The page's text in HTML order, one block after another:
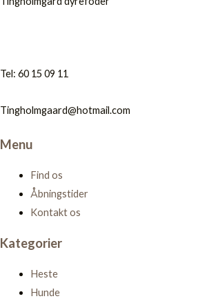
Tel: 60 15 09 11
Tingholmgaard@hotmail.com
Menu
Find os
Åbningstider
Kontakt os
Kategorier
Heste
Hunde